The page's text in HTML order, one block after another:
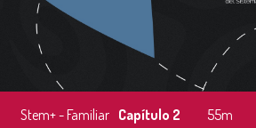
Stem+ - Familiar Capítulo 2
55m